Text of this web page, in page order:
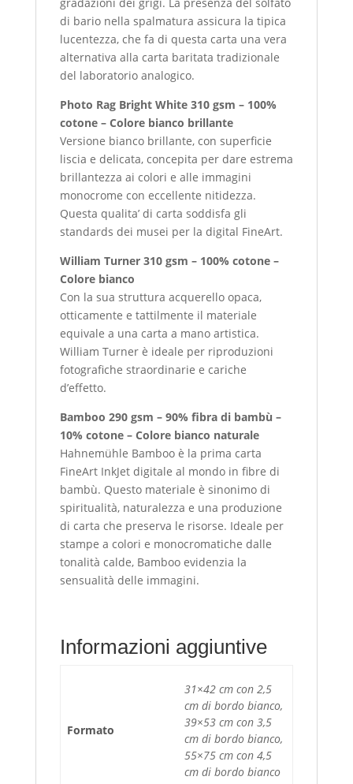
di bario nella spalmatura assicura la tipica
lucentezza, che fa di questa carta una vera
alternativa alla carta baritata tradizionale
del laboratorio analogico.
Photo Rag Bright White 310 gsm – 100%
cotone – Colore bianco brillante
Versione bianco brillante, con superficie
liscia e delicata, concepita per dare estrema
brillantezza ai colori e alle immagini
monocrome con eccellente nitidezza.
Questa qualita’ di carta soddisfa gli
standards dei musei per la digital FineArt.
William Turner 310 gsm – 100% cotone –
Colore bianco
Con la sua struttura acquerello opaca,
otticamente e tattilmente il materiale
equivale a una carta a mano artistica.
William Turner è ideale per riproduzioni
fotografiche straordinarie e cariche
d’effetto.
Bamboo 290 gsm – 90% fibra di bambù –
10% cotone – Colore bianco naturale
Hahnemühle Bamboo è la prima carta
FineArt InkJet digitale al mondo in fibre di
bambù. Questo materiale è sinonimo di
spiritualità, naturalezza e una produzione
di carta che preserva le risorse. Ideale per
stampe a colori e monocromatiche dalle
tonalità calde, Bamboo evidenzia la
sensualità delle immagini.
Informazioni aggiuntive
Formato
31×42 cm con 2,5
cm di bordo bianco,
39×53 cm con 3,5
cm di bordo bianco,
55×75 cm con 4,5
cm di bordo bianco